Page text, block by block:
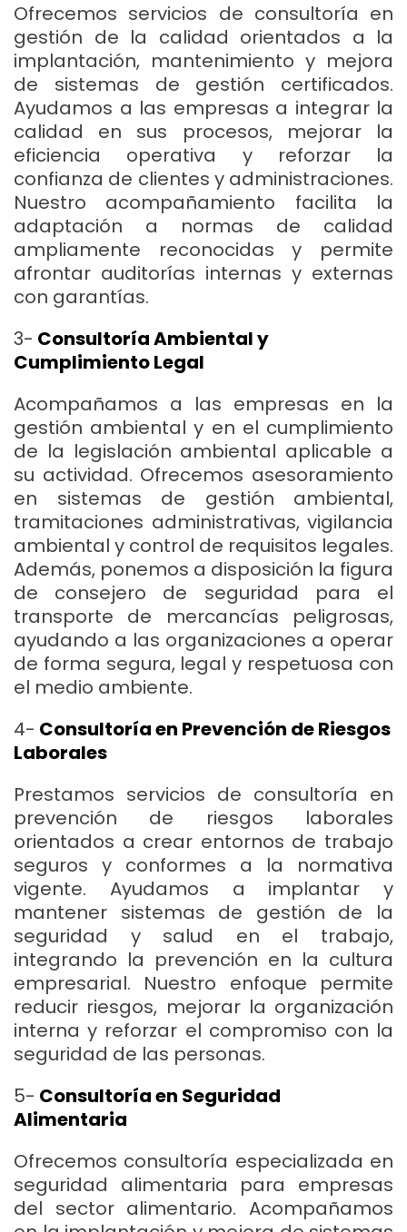
Ofrecemos servicios de consultoría en
gestión de la calidad orientados a la
implantación, mantenimiento y mejora
de sistemas de gestión certificados.
Ayudamos a las empresas a integrar la
calidad en sus procesos, mejorar la
eficiencia operativa y reforzar la
confianza de clientes y administraciones.
Nuestro acompañamiento facilita la
adaptación a normas de calidad
ampliamente reconocidas y permite
afrontar auditorías internas y externas
con garantías.
3- Consultoría Ambiental y
Cumplimiento Legal
Acompañamos a las empresas en la
gestión ambiental y en el cumplimiento
de la legislación ambiental aplicable a
su actividad. Ofrecemos asesoramiento
en sistemas de gestión ambiental,
tramitaciones administrativas, vigilancia
ambiental y control de requisitos legales.
Además, ponemos a disposición la figura
de consejero de seguridad para el
transporte de mercancías peligrosas,
ayudando a las organizaciones a operar
de forma segura, legal y respetuosa con
el medio ambiente.
4- Consultoría en Prevención de Riesgos
Laborales
Prestamos servicios de consultoría en
prevención de riesgos laborales
orientados a crear entornos de trabajo
seguros y conformes a la normativa
vigente. Ayudamos a implantar y
mantener sistemas de gestión de la
seguridad y salud en el trabajo,
integrando la prevención en la cultura
empresarial. Nuestro enfoque permite
reducir riesgos, mejorar la organización
interna y reforzar el compromiso con la
seguridad de las personas.
5- Consultoría en Seguridad
Alimentaria
Ofrecemos consultoría especializada en
seguridad alimentaria para empresas
del sector alimentario. Acompañamos